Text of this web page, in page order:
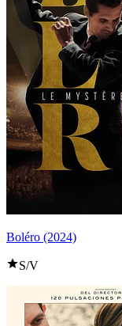
Boléro (2024)
S/V